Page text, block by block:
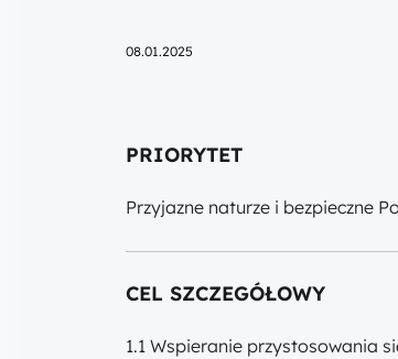
08.01.2025
PRIORYTET
Przyjazne naturze i bezpieczne
CEL SZCZEGÓŁOWY
1.1 Wspieranie przystosowania